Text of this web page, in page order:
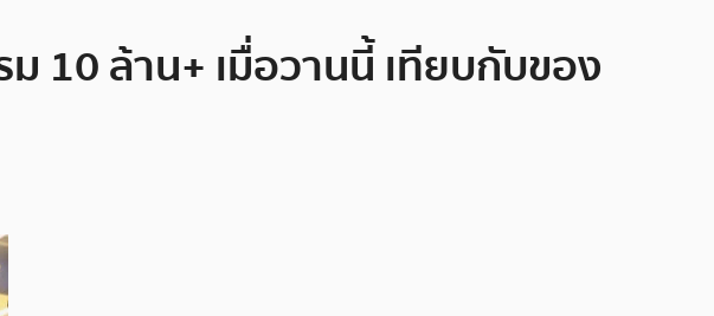
10 ล้าน+ เมื่อวานนี้ เทียบกับของ